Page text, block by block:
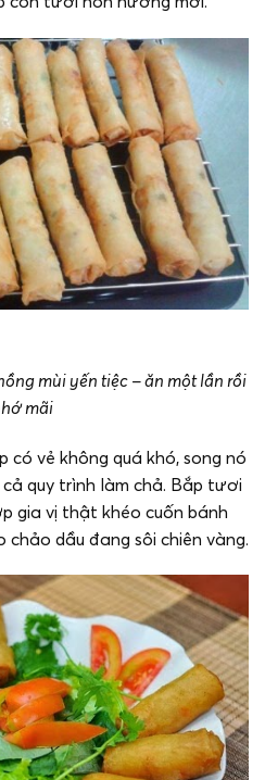
mùi yến tiệc – ăn một lần rồi
mãi
có vẻ không quá khó, song nó
quy trình làm chả. Bắp tươi
gia vị thật khéo cuốn bánh
dầu đang sôi chiên vàng.